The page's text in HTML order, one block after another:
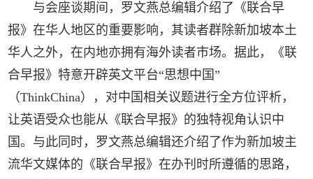
与会座谈期间，罗文燕总编辑介绍了《联合早
报》在华人地区的重要影响，其读者群除新加坡本土
华人之外，在内地亦拥有海外读者市场。据此，《联
合早报》特意开辟英文平台“思想中国”
（ThinkChina），对中国相关议题进行全方位评析，
让英语受众也能从《联合早报》的独特视角认识中
国。与此同时，罗文燕总编辑还介绍了作为新加坡主
流华文媒体的《联合早报》在办刊时所遵循的思路，